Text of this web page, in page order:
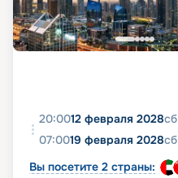
20:0012 февраля 2028сб
07:0019 февраля 2028сб
Вы посетите 2 страны: